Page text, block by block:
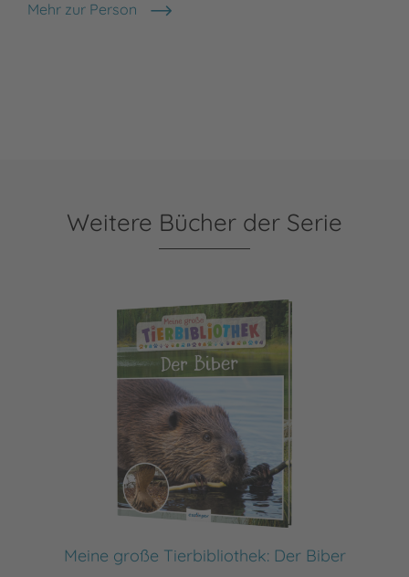
Mehr zur Person
Dr. Jens Poschadel
Weitere Bücher der Serie
Meine große Tierbibliothek: Der Biber